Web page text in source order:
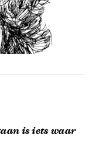
is iets waar